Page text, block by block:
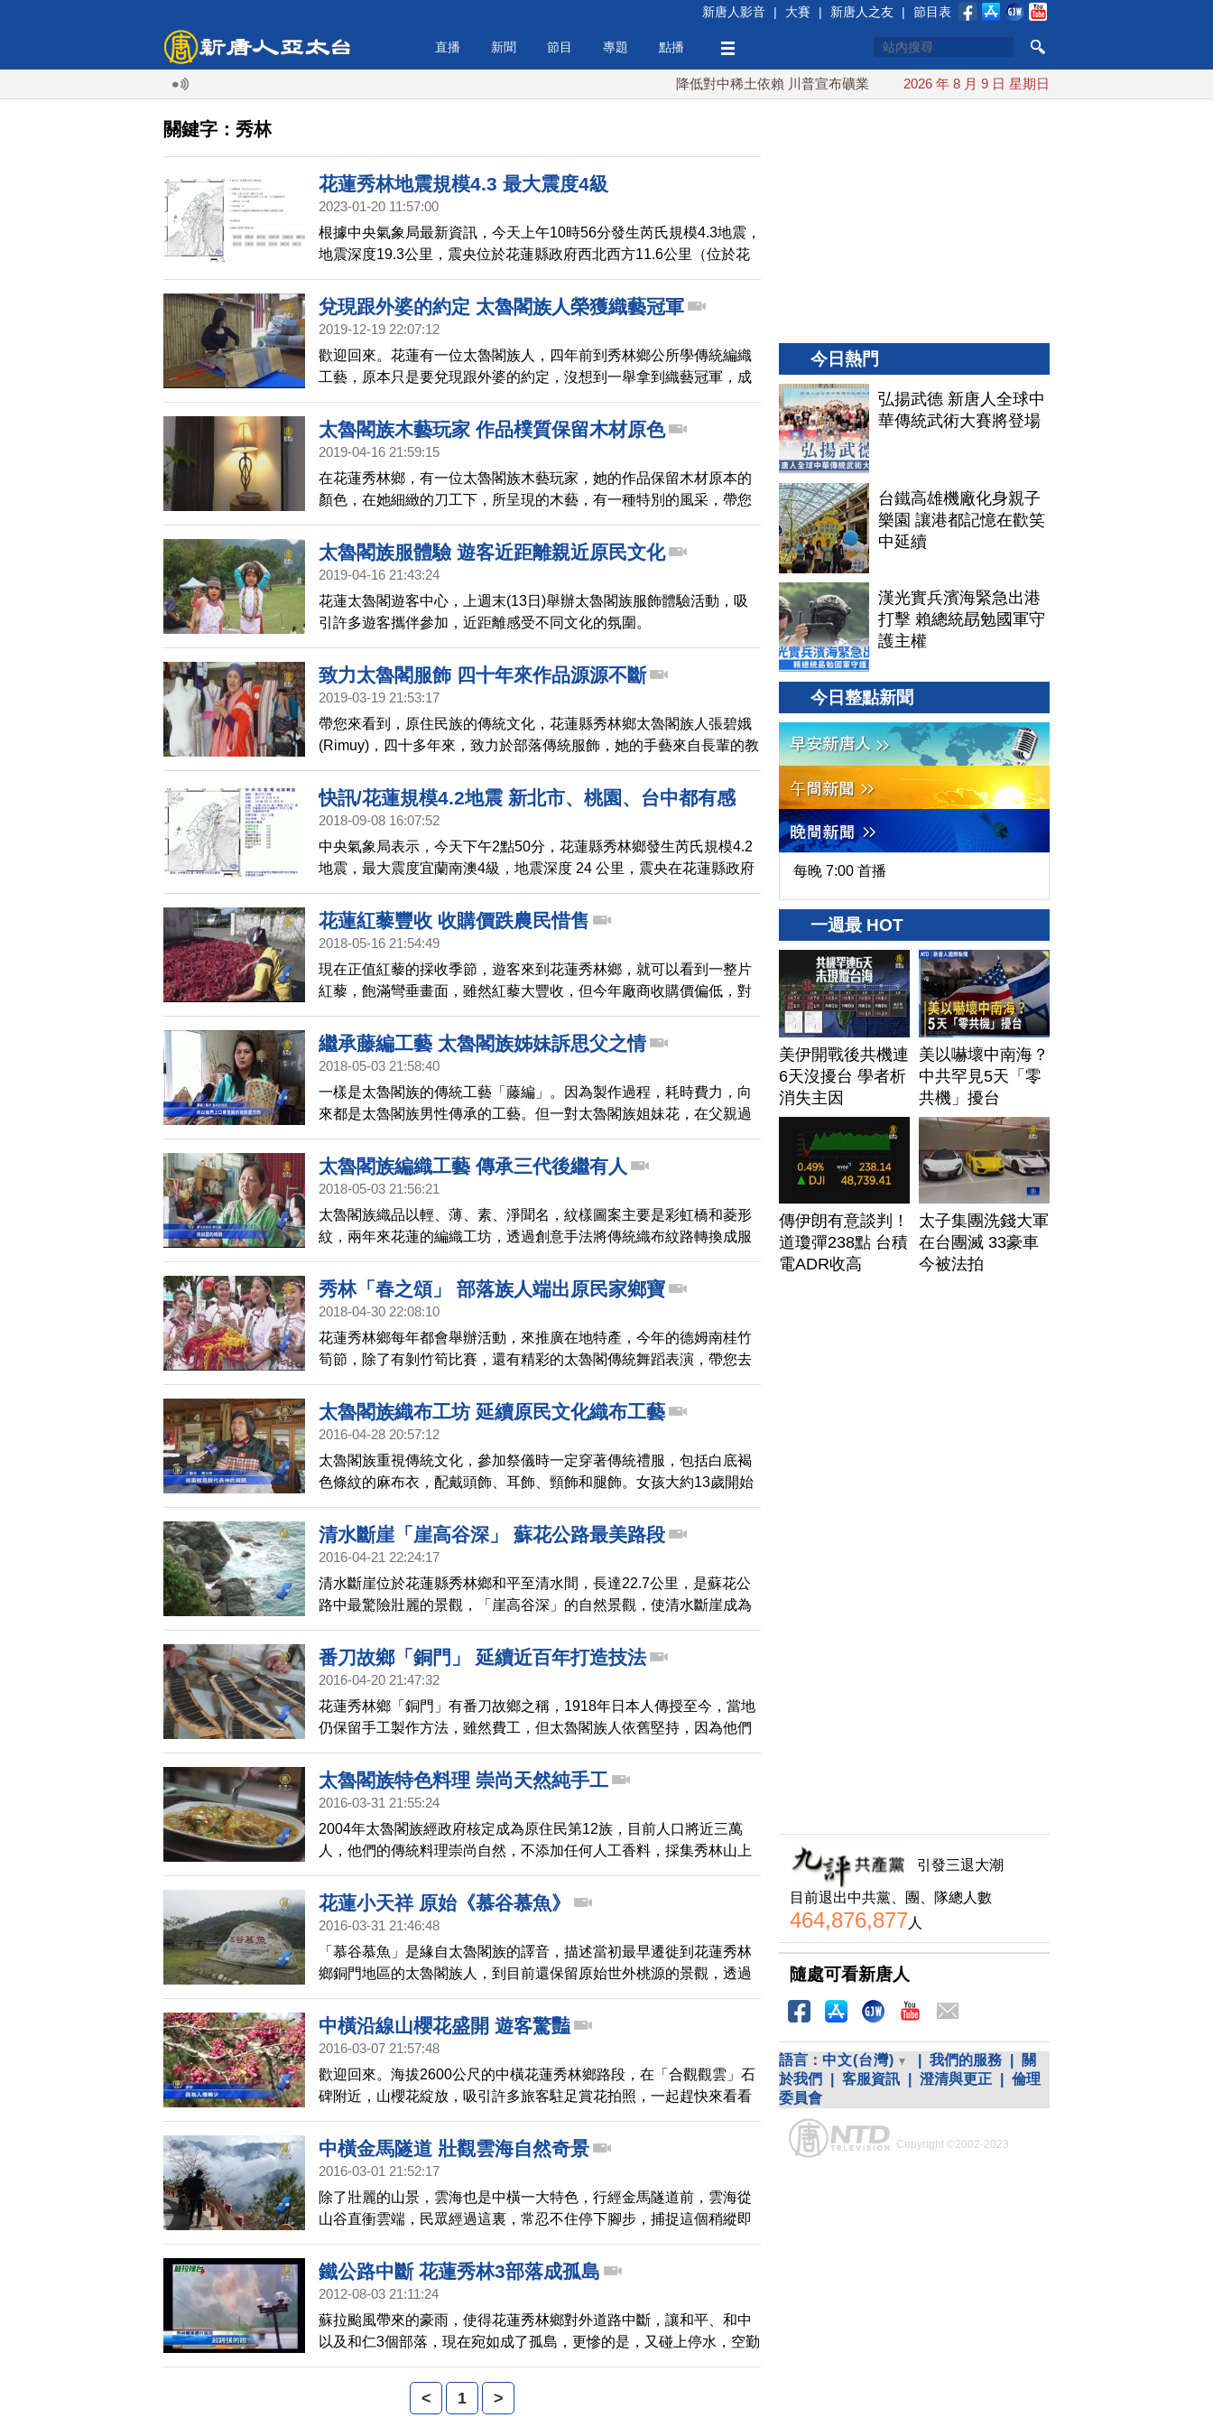
新唐人影音 | 大賽 | 新唐人之友 | 節目表
直播 新聞 節目 專題 點播
降低對中稀土依賴 川普宣布礦業投資20億美元 中東局勢動盪 土耳其沙特巴基斯坦誓共同
2026 年 8 月 9 日 星期日
關鍵字：秀林
花蓮秀林地震規模4.3 最大震度4級
2023-01-20 11:57:00
根據中央氣象局最新資訊，今天上午10時56分發生芮氏規模4.3地震，
地震深度19.3公里，震央位於花蓮縣政府西北西方11.6公里（位於花
蓮縣秀林鄉），最大震度花蓮縣4級。
兌現跟外婆的約定 太魯閣族人榮獲織藝冠軍
2019-12-19 22:07:12
歡迎回來。花蓮有一位太魯閣族人，四年前到秀林鄉公所學傳統編織
工藝，原本只是要兌現跟外婆的約定，沒想到一舉拿到織藝冠軍，成
了工藝家，她還成立工坊，希望族人能夠將傳統編織文化接續下去。
太魯閣族木藝玩家 作品樸質保留木材原色
2019-04-16 21:59:15
在花蓮秀林鄉，有一位太魯閣族木藝玩家，她的作品保留木材原本的
顏色，在她細緻的刀工下，所呈現的木藝，有一種特別的風采，帶您
一塊去欣賞。
太魯閣族服體驗 遊客近距離親近原民文化
2019-04-16 21:43:24
花蓮太魯閣遊客中心，上週末(13日)舉辦太魯閣族服飾體驗活動，吸
引許多遊客攜伴參加，近距離感受不同文化的氛圍。
致力太魯閣服飾 四十年來作品源源不斷
2019-03-19 21:53:17
帶您來看到，原住民族的傳統文化，花蓮縣秀林鄉太魯閣族人張碧娥
(Rimuy)，四十多年來，致力於部落傳統服飾，她的手藝來自長輩的教
導，採用傳統編織法加上自己的創意來設計，訂單邀約不斷，包括太
魯閣族歌手伊祭，都喜歡穿她做出來的衣服。
快訊/花蓮規模4.2地震 新北市、桃園、台中都有感
2018-09-08 16:07:52
中央氣象局表示，今天下午2點50分，花蓮縣秀林鄉發生芮氏規模4.2
地震，最大震度宜蘭南澳4級，地震深度 24 公里，震央在花蓮縣政府
北偏東方36.9公里。最大震度為宜蘭縣南4級、花蓮縣和平也有3級。
花蓮紅藜豐收 收購價跌農民惜售
2018-05-16 21:54:49
現在正值紅藜的採收季節，遊客來到花蓮秀林鄉，就可以看到一整片
紅藜，飽滿彎垂畫面，雖然紅藜大豐收，但今年廠商收購價偏低，對
於農民來說，實在不敷成本，希望等到好價錢再售出。
繼承藤編工藝 太魯閣族姊妹訴思父之情
2018-05-03 21:58:40
一樣是太魯閣族的傳統工藝「藤編」。因為製作過程，耗時費力，向
來都是太魯閣族男性傳承的工藝。但一對太魯閣族姐妹花，在父親過
世後，憑著零碎記憶重現父親的藤編技藝，儘管材料取得不易，但她
們也不以為苦，將想念父親的心情，化為一件件作品
太魯閣族編織工藝 傳承三代後繼有人
2018-05-03 21:56:21
太魯閣族織品以輕、薄、素、淨聞名，紋樣圖案主要是彩虹橋和菱形
紋，兩年來花蓮的編織工坊，透過創意手法將傳統織布紋路轉換成服
裝，開發市場，除了提升傳統編織工藝，同時還獲得族群的認同。
秀林「春之頌」 部落族人端出原民家鄉寶
2018-04-30 22:08:10
花蓮秀林鄉每年都會舉辦活動，來推廣在地特產，今年的德姆南桂竹
筍節，除了有剝竹筍比賽，還有精彩的太魯閣傳統舞蹈表演，帶您去
看看。
太魯閣族織布工坊 延續原民文化織布工藝
2016-04-28 20:57:12
太魯閣族重視傳統文化，參加祭儀時一定穿著傳統禮服，包括白底褐
色條紋的麻布衣，配戴頭飾、耳飾、頸飾和腿飾。女孩大約13歲開始
學習織布技能。當地還有織布工坊設計織布文創品，要讓太魯閣族的
織布文化發揚光大。
清水斷崖「崖高谷深」 蘇花公路最美路段
2016-04-21 22:24:17
清水斷崖位於花蓮縣秀林鄉和平至清水間，長達22.7公里，是蘇花公
路中最驚險壯麗的景觀，「崖高谷深」的自然景觀，使清水斷崖成為
世界罕見的海岸斷崖，成為台灣八大奇景之一。
番刀故鄉「銅門」 延續近百年打造技法
2016-04-20 21:47:32
花蓮秀林鄉「銅門」有番刀故鄉之稱，1918年日本人傳授至今，當地
仍保留手工製作方法，雖然費工，但太魯閣族人依舊堅持，因為他們
認為擁有一把好刀，會上山打獵才是勇士。
太魯閣族特色料理 崇尚天然純手工
2016-03-31 21:55:24
2004年太魯閣族經政府核定成為原住民第12族，目前人口將近三萬
人，他們的傳統料理崇尚自然，不添加任何人工香料，採集秀林山上
的當季食蔬，味道非常特別，讓人吃過口齒留香。
花蓮小天祥 原始《慕谷慕魚》
2016-03-31 21:46:48
「慕谷慕魚」是緣自太魯閣族的譯音，描述當初最早遷徙到花蓮秀林
鄉銅門地區的太魯閣族人，到目前還保留原始世外桃源的景觀，透過
鏡頭，一起去看看。
中橫沿線山櫻花盛開 遊客驚豔
2016-03-07 21:57:48
歡迎回來。海拔2600公尺的中橫花蓮秀林鄉路段，在「合觀觀雲」石
碑附近，山櫻花綻放，吸引許多旅客駐足賞花拍照，一起趕快來看看
這山中美麗的「嬌點」。
中橫金馬隧道 壯觀雲海自然奇景
2016-03-01 21:52:17
除了壯麗的山景，雲海也是中橫一大特色，行經金馬隧道前，雲海從
山谷直衝雲端，民眾經過這裏，常忍不住停下腳步，捕捉這個稍縱即
逝的美景。
鐵公路中斷 花蓮秀林3部落成孤島
2012-08-03 21:11:24
蘇拉颱風帶來的豪雨，使得花蓮秀林鄉對外道路中斷，讓和平、和中
以及和仁3個部落，現在宛如成了孤島，更慘的是，又碰上停水，空勤
總隊直升機上午運補賑災物資到和平國小，再經陸運轉送和中、和仁
等地 援助災民。
< 1 >
今日熱門
弘揚武德 新唐人全球中
華傳統武術大賽將登場
台鐵高雄機廠化身親子
樂園 讓港都記憶在歡笑
中延續
漢光實兵濱海緊急出港
打擊 賴總統勗勉國軍守
護主權
今日整點新聞
每晚 7:00 首播
一週最 HOT
美伊開戰後共機連
6天沒擾台 學者析
消失主因
美以嚇壞中南海？
中共罕見5天「零
共機」擾台
傳伊朗有意談判！
道瓊彈238點 台積
電ADR收高
太子集團洗錢大軍
在台團滅 33豪車
今被法拍
引發三退大潮
目前退出中共黨、團、隊總人數
464,876,877人
隨處可看新唐人
語言： 中文(台灣) 我們的服務
關
於我們
客服資訊 澄清與更正
倫理
委員會
Copyright ©2002-2023